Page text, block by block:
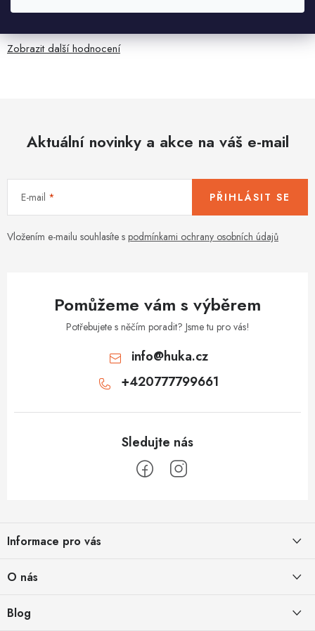
Zobrazit další hodnocení
Aktuální novinky a akce na váš e-mail
E-mail
Vložením e-mailu souhlasíte s podmínkami ochrany osobních údajů
PŘIHLÁSIT SE
Pomůžeme vám s výběrem
Potřebujete s něčím poradit? Jsme tu pro vás!
info@huka.cz
+420777799661
pInformace pro vás
Podmínky ochrany osobních údajů
O nás
Blog